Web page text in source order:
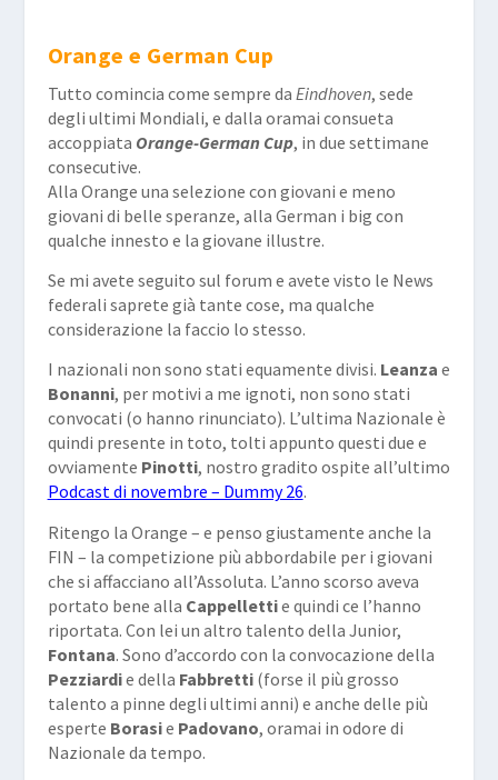
Orange e German Cup
Tutto comincia come sempre da Eindhoven, sede
degli ultimi Mondiali, e dalla oramai consueta
accoppiata Orange-German Cup, in due settimane
consecutive.
Alla Orange una selezione con giovani e meno
giovani di belle speranze, alla German i big con
qualche innesto e la giovane illustre.
Se mi avete seguito sul forum e avete visto le News
federali saprete già tante cose, ma qualche
considerazione la faccio lo stesso.
I nazionali non sono stati equamente divisi. Leanza e
Bonanni, per motivi a me ignoti, non sono stati
convocati (o hanno rinunciato). L’ultima Nazionale è
quindi presente in toto, tolti appunto questi due e
ovviamente Pinotti, nostro gradito ospite all’ultimo
Podcast di novembre – Dummy 26.
Ritengo la Orange – e penso giustamente anche la
FIN – la competizione più abbordabile per i giovani
che si affacciano all’Assoluta. L’anno scorso aveva
portato bene alla Cappellettie quindi ce l’hanno
riportata. Con lei un altro talento della Junior,
Fontana. Sono d’accordo con la convocazione della
Pezziardie della Fabbretti(forse il più grosso
talento a pinne degli ultimi anni) e anche delle più
esperte Borasie Padovano, oramai in odore di
Nazionale da tempo.